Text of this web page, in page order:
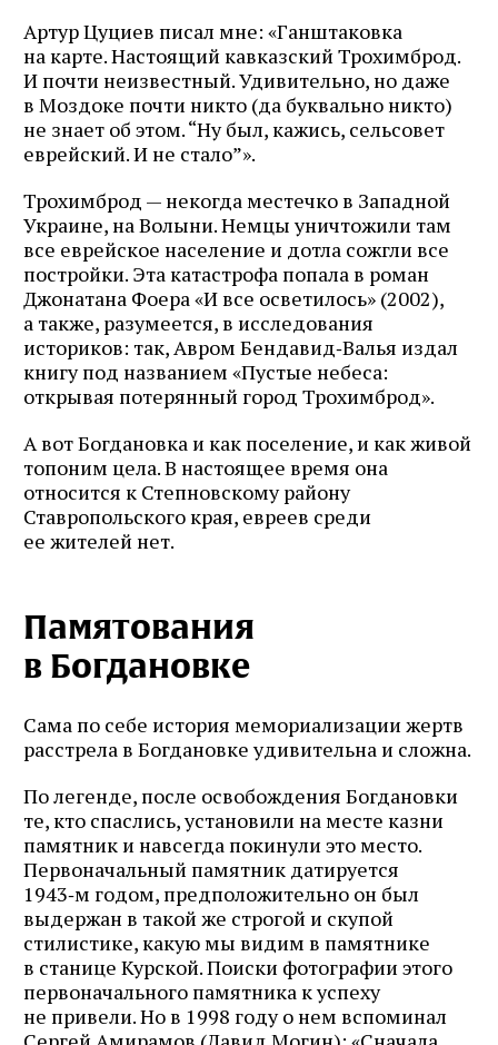
Артур Цуциев писал мне: «Ганштаковка
на карте. Настоящий кавказский Трохимброд.
И почти неизвестный. Удивительно, но даже
в Моздоке почти никто (да буквально никто)
не знает об этом. “Ну был, кажись, сельсовет
еврейский. И не стало”».
Трохимброд — некогда местечко в Западной
Украине, на Волыни. Немцы уничтожили там
все еврейское население и дотла сожгли все
постройки. Эта катастрофа попала в роман
Джонатана Фоера «И все осветилось» (2002),
а также, разумеется, в исследования
историков: так, Авром Бендавид‑Валья издал
книгу под названием «Пустые небеса:
открывая потерянный город Трохимброд».
А вот Богдановка и как поселение, и как живой
топоним цела. В настоящее время она
относится к Степновскому району
Ставропольского края, евреев среди
ее жителей нет.
Памятования
в Богдановке
Сама по себе история мемориализации жертв
расстрела в Богдановке удивительна и сложна.
По легенде, после освобождения Богдановки
те, кто спаслись, установили на месте казни
памятник и навсегда покинули это место.
Первоначальный памятник датируется
1943‑м годом, предположительно он был
выдержан в такой же строгой и скупой
стилистике, какую мы видим в памятнике
в станице Курской. Поиски фотографии этого
первоначального памятника к успеху
не привели. Но в 1998 году о нем вспоминал